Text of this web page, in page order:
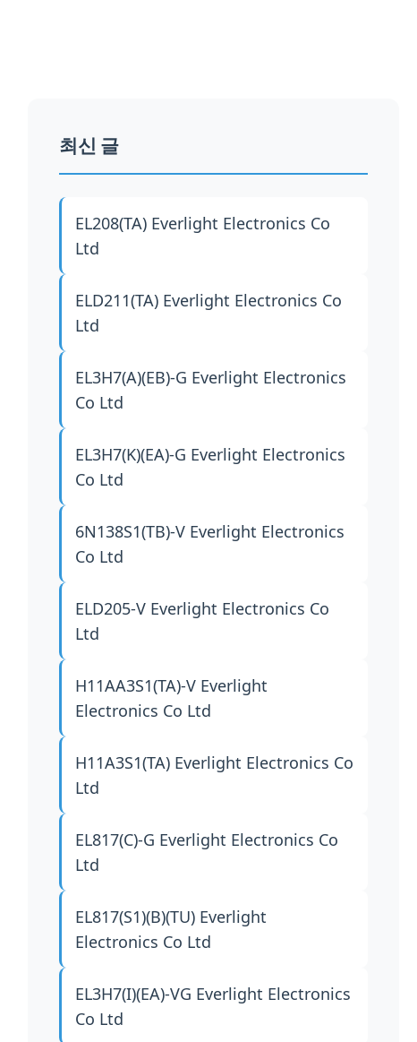
최신 글
EL208(TA) Everlight Electronics Co
Ltd
ELD211(TA) Everlight Electronics Co
Ltd
EL3H7(A)(EB)-G Everlight Electronics
Co Ltd
EL3H7(K)(EA)-G Everlight Electronics
Co Ltd
6N138S1(TB)-V Everlight Electronics
Co Ltd
ELD205-V Everlight Electronics Co
Ltd
H11AA3S1(TA)-V Everlight
Electronics Co Ltd
H11A3S1(TA) Everlight Electronics Co
Ltd
EL817(C)-G Everlight Electronics Co
Ltd
EL817(S1)(B)(TU) Everlight
Electronics Co Ltd
EL3H7(I)(EA)-VG Everlight Electronics
Co Ltd